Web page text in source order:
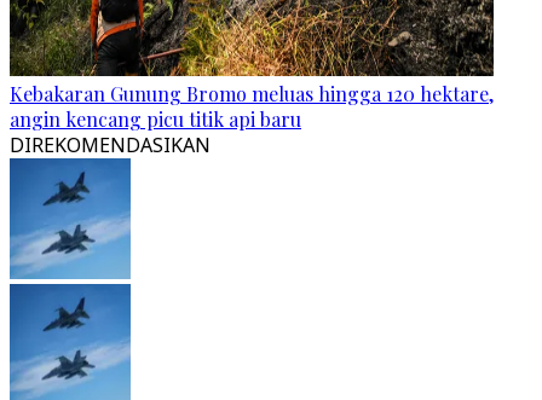
Kebakaran Gunung Bromo meluas hingga 120 hektare,
angin kencang picu titik api baru
DIREKOMENDASIKAN